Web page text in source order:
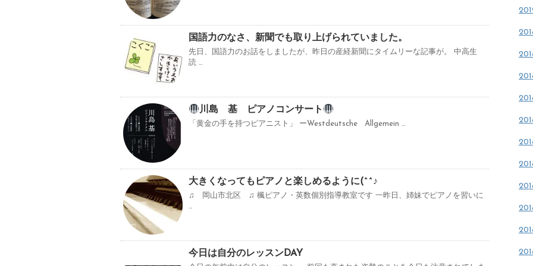
国語力のなさ、新聞でも取り上げられていました。
先日、国語力のお話をしましたが、昨日の産経新聞にタイムリーな記事が。 中高生
読 …
川島 基 ピアノコンサート
「黄金の手を持つピアニスト」 ーWestdeutsche Allgemein …
大きくなってもピアノと楽しめるように(^^♪
♫ 岡山市北区 ♫ 楓ピアノ・英数個別指導教室です 一昨日、姉妹でピアノを習いに
…
今日は自分のレッスンDAY